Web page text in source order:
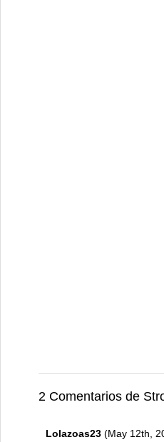
2 Comentarios de
Lolazoas23 (May 12th,